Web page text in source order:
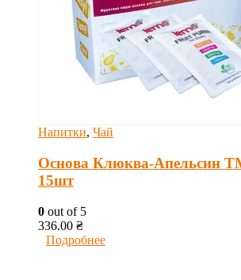
Напитки, Чай
Основа Клюква-Апельсин
15шт
0 out of 5
336.00 ₴
Подробнее